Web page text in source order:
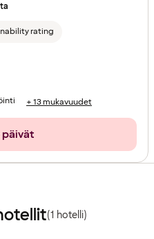
rating
+ 13 mukavuudet
(1 hotelli)